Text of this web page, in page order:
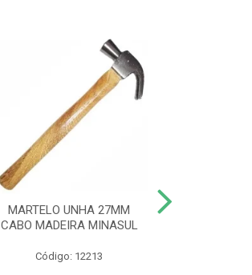
MARTELO UNHA 27MM
CABO MADEIRA MINASUL
Código: 12213